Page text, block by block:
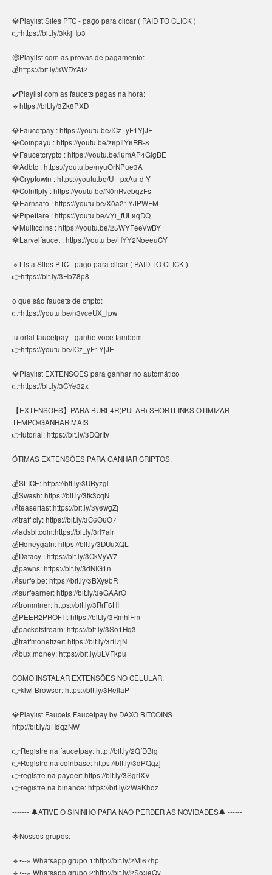
💎Playlist Sites PTC - pago para clicar ( PAID TO CLICK )
👉https://bit.ly/3kkjHp3
🤑Playlist com as provas de pagamento:
💰https://bit.ly/3WDYAf2
✔️Playlist com as faucets pagas na hora:
🔹https://bit.ly/3Zk8PXD
💎Faucetpay : https://youtu.be/ICz_yF1YjJE
💎Coinpayu : https://youtu.be/z6pIlY6RR-8
💎Faucetcrypto : https://youtu.be/l6mAP4GlgBE
💎Adbtc : https://youtu.be/nyuOrNPue3A
💎Cryptowin : https://youtu.be/U-_pxAu-d-Y
💎Cointiply : https://youtu.be/N0nRvebqzFs
💎Earnsato : https://youtu.be/X0a21YJPWFM
💎Pipeflare : https://youtu.be/vYi_fUL9qDQ
💎Multicoins : https://youtu.be/25WYFeeVwBY
💎Larvelfaucet : https://youtu.be/HYY2NoeeuCY
🔹Lista Sites PTC - pago para clicar ( PAID TO CLICK )
👉https://bit.ly/3Hb78p8
o que são faucets de cripto:
👉https://youtu.be/n3vceUX_lpw
tutorial faucetpay - ganhe voce tambem:
👉https://youtu.be/ICz_yF1YjJE
💎Playlist EXTENSOES para ganhar no automático
👉https://bit.ly/3CYe32x
【EXTENSOES】PARA BURL4R(PULAR) SHORTLINKS OTIMIZAR
TEMPO/GANHAR MAIS
👉tutorial: https://bit.ly/3DQrItv
ÓTIMAS EXTENSÕES PARA GANHAR CRIPTOS:
💰SLICE: https://bit.ly/3UByzgl
💰Swash: https://bit.ly/3fk3cqN
💰teaserfast:https://bit.ly/3y6wgZj
💰trafficly: https://bit.ly/3C6O6O7
💰adsbitcoin:https://bit.ly/3rl7alr
💰Honeygain: https://bit.ly/3DUuXQL
💰Datacy : https://bit.ly/3CkVyW7
💰pawns: https://bit.ly/3dNIG1n
💰surfe.be: https://bit.ly/3BXy9bR
💰surfearner: https://bit.ly/3eGAArO
💰tronminer: https://bit.ly/3RrF6HI
💰PEER2PROFIT: https://bit.ly/3RmhiFm
💰packetstream: https://bit.ly/3So1Hq3
💰traffmonetizer: https://bit.ly/3rfI7jN
💰bux.money: https://bit.ly/3LVFkpu
COMO INSTALAR EXTENSÕES NO CELULAR:
👉kiwi Browser: https://bit.ly/3ReliaP
💎Playlist Faucets Faucetpay by DAXO BITCOINS
http://bit.ly/3HdqzNW
👉Registre na faucetpay: http://bit.ly/2QfDBig
👉Registre na coinbase: https://bit.ly/3dPQqzj
👉registre na payeer: https://bit.ly/3SgrIXV
👉registre na binance: https://bit.ly/2WaKhoz
------- 🔔ATIVE O SININHO PARA NAO PERDER AS NOVIDADES🔔 ------
🌟Nossos grupos:
🔹•--» Whatsapp grupo 1:http://bit.ly/2Ml67hp
🔹•--» Whatsapp grupo 2:http://bit.ly/2So3eQy